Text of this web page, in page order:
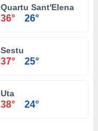
Quartu Sant'Elena
36° 26°
Sestu
37° 25°
Uta
38° 24°